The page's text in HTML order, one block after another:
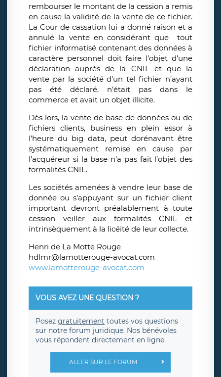
rembourser le montant de la cession a remis
en cause la validité de la vente de ce fichier.
La Cour de cassation lui a donné raison et a
annulé la vente en considérant que tout
fichier informatisé contenant des données à
caractère personnel doit faire l’objet d’une
déclaration auprès de la CNIL et que la
vente par la société d’un tel fichier n’ayant
pas été déclaré, n’était pas dans le
commerce et avait un objet illicite.
Dès lors, la vente de base de données ou de
fichiers clients, business en plein essor à
l’heure du big data, peut dorénavant être
systématiquement remise en cause par
l’acquéreur si la base n’a pas fait l’objet des
formalités CNIL.
Les sociétés amenées à vendre leur base de
donnée ou s’appuyant sur un fichier client
important devront préalablement à toute
cession veiller aux formalités CNIL et
intrinsèquement à la licéité de leur collecte.
Henri de La Motte Rouge
hdlmr@lamotterouge-avocat.com
www.lamotterouge-avocat.com
VOUS AVEZ UNE QUESTION ?
Posez gratuitement toutes vos questions
sur notre forum juridique. Nos bénévoles
vous répondent directement en ligne.
ALLER SUR LE FORUM